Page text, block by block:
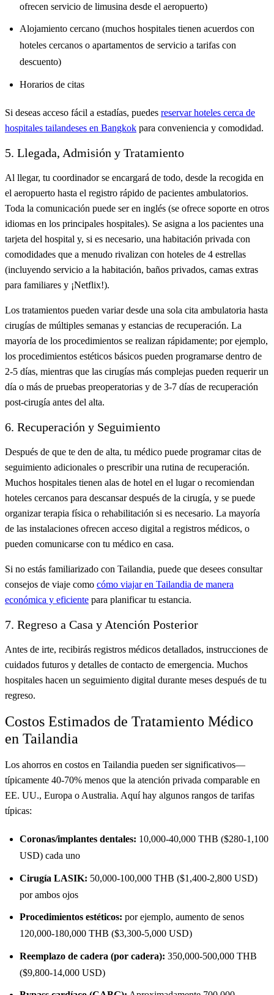
ofrecen servicio de limusina desde el aeropuerto)
Alojamiento cercano (muchos hospitales tienen acuerdos con
hoteles cercanos o apartamentos de servicio a tarifas con
descuento)
Horarios de citas
Si deseas acceso fácil a estadías, puedes reservar hoteles cerca de
hospitales tailandeses en Bangkok para conveniencia y comodidad.
5. Llegada, Admisión y Tratamiento
Al llegar, tu coordinador se encargará de todo, desde la recogida en
el aeropuerto hasta el registro rápido de pacientes ambulatorios.
Toda la comunicación puede ser en inglés (se ofrece soporte en otros
idiomas en los principales hospitales). Se asigna a los pacientes una
tarjeta del hospital y, si es necesario, una habitación privada con
comodidades que a menudo rivalizan con hoteles de 4 estrellas
(incluyendo servicio a la habitación, baños privados, camas extras
para familiares y ¡Netflix!).
Los tratamientos pueden variar desde una sola cita ambulatoria hasta
cirugías de múltiples semanas y estancias de recuperación. La
mayoría de los procedimientos se realizan rápidamente; por ejemplo,
los procedimientos estéticos básicos pueden programarse dentro de
2-5 días, mientras que las cirugías más complejas pueden requerir un
día o más de pruebas preoperatorias y de 3-7 días de recuperación
post-cirugía antes del alta.
6. Recuperación y Seguimiento
Después de que te den de alta, tu médico puede programar citas de
seguimiento adicionales o prescribir una rutina de recuperación.
Muchos hospitales tienen alas de hotel en el lugar o recomiendan
hoteles cercanos para descansar después de la cirugía, y se puede
organizar terapia física o rehabilitación si es necesario. La mayoría
de las instalaciones ofrecen acceso digital a registros médicos, o
pueden comunicarse con tu médico en casa.
Si no estás familiarizado con Tailandia, puede que desees consultar
consejos de viaje como cómo viajar en Tailandia de manera
económica y eficiente para planificar tu estancia.
7. Regreso a Casa y Atención Posterior
Antes de irte, recibirás registros médicos detallados, instrucciones de
cuidados futuros y detalles de contacto de emergencia. Muchos
hospitales hacen un seguimiento digital durante meses después de tu
regreso.
Costos Estimados de Tratamiento Médico
en Tailandia
Los ahorros en costos en Tailandia pueden ser significativos—
típicamente 40-70% menos que la atención privada comparable en
EE. UU., Europa o Australia. Aquí hay algunos rangos de tarifas
típicas:
Coronas/implantes dentales: 10,000-40,000 THB ($280-1,100
USD) cada uno
Cirugía LASIK: 50,000-100,000 THB ($1,400-2,800 USD)
por ambos ojos
Procedimientos estéticos: por ejemplo, aumento de senos
120,000-180,000 THB ($3,300-5,000 USD)
Reemplazo de cadera (por cadera): 350,000-500,000 THB
($9,800-14,000 USD)